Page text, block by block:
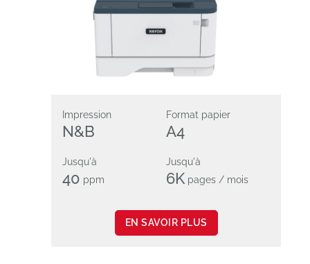
Impression
N&B
Format papier
A4
Jusqu'à
40 ppm
Jusqu'à
6K pages / mois
EN SAVOIR PLUS